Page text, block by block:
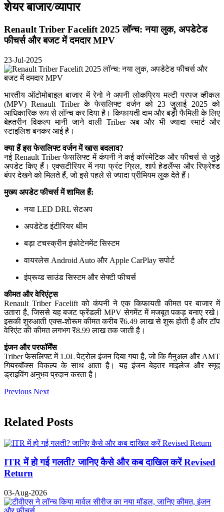
शेयर बाजार/व्यापार
Renault Triber Facelift 2025 लॉन्च: नया लुक, अपडेटेड
फीचर्स और बजट में दमदार MPV
23-Jul-2025
भारतीय ऑटोमोबाइल बाजार में रेनो ने अपनी लोकप्रिय मल्टी परपज व्हीकल
(MPV) Renault Triber के फेसलिफ्ट वर्जन को 23 जुलाई 2025 को
आधिकारिक रूप से लॉन्च कर दिया है। किफायती दाम और बड़ी फैमिली के लिए
बेहतरीन विकल्प मानी जाने वाली Triber अब और भी ज्यादा स्मार्ट और
स्टाइलिश बनकर आई है।
क्या हैं इस फेसलिफ्ट वर्जन में खास बदलाव?
नई Renault Triber फेसलिफ्ट में कंपनी ने कई कॉस्मेटिक और फीचर्स से जुड़े
अपडेट किए हैं। एक्सटीरियर में नया फ्रंट ग्रिल, शार्प हेडलैंप्स और रिफ्रेश्ड
बंपर देखने को मिलते हैं, जो इसे पहले से ज्यादा प्रीमियम लुक देते हैं।
मुख्य अपडेट फीचर्स में शामिल हैं:
नया LED DRL सेटअप
अपडेटेड इंटीरियर थीम
बड़ा टचस्क्रीन इंफोटेनमेंट सिस्टम
वायरलेस Android Auto और Apple CarPlay सपोर्ट
इंप्रूव्ड साउंड सिस्टम और सेफ्टी फीचर्स
कीमत और वेरिएंट्स
Renault Triber Facelift को कंपनी ने एक किफायती कीमत पर बाजार में
उतारा है, जिससे यह बजट फ्रेंडली MPV सेगमेंट में मजबूत पकड़ बनाए रखे।
इसकी शुरुआती एक्स-शोरूम कीमत करीब ₹6.49 लाख से शुरू होती है और टॉप
वेरिएंट की कीमत लगभग ₹8.99 लाख तक जाती है।
इंजन और परफॉर्मेंस
Triber फेसलिफ्ट में 1.0L पेट्रोल इंजन दिया गया है, जो कि मैनुअल और AMT
गियरबॉक्स विकल्प के साथ आता है। यह इंजन बेहतर माइलेज और स्मूद
ड्राइविंग अनुभव प्रदान करता है।
Previous Next
Related Posts
ITR में हो गई गलती? जानिए कैसे और कब दाखिल करें Revised
Return
03-Aug-2026